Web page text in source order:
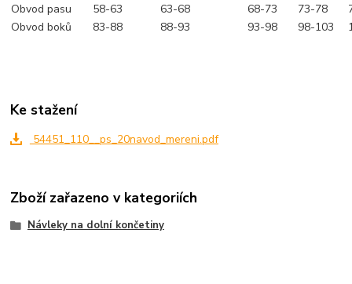
Obvod pasu
58-63 63-68 68-73 73-78
Obvod boků
83-88 88-93 93-98 98-103
Ke stažení
54451_110__ps_20navod_mereni.pdf
Zboží zařazeno v kategoriích
Návleky na dolní končetiny